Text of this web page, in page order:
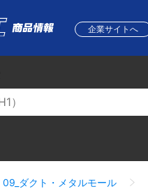
企業サイトへ
09_ダクト・メタルモール